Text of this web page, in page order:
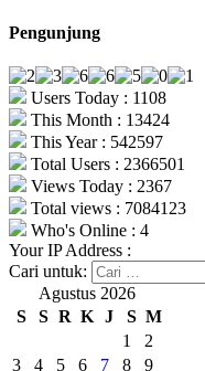
Pengunjung
Users Today : 1108
This Month : 13424
This Year : 542597
Total Users : 2366501
Views Today : 2367
Total views : 7084123
Who's Online : 4
Your IP Address :
Cari untuk:
Agustus 2026
S
S R K J S M
1
2
3
4 5 6 7 8
9